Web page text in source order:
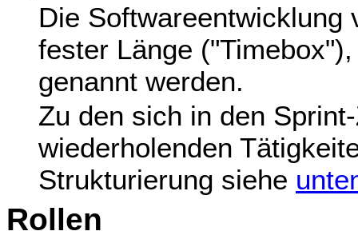
Die
fester Länge
genannt werden.
Zu den sich in den
wiederholenden
Strukturierung siehe
Rollen